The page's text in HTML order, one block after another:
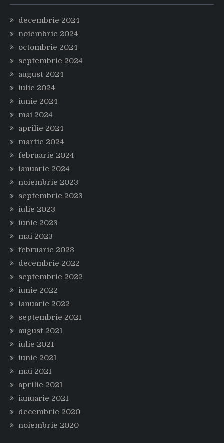
decembrie 2024
noiembrie 2024
octombrie 2024
septembrie 2024
august 2024
iulie 2024
iunie 2024
mai 2024
aprilie 2024
martie 2024
februarie 2024
ianuarie 2024
noiembrie 2023
septembrie 2023
iulie 2023
iunie 2023
mai 2023
februarie 2023
decembrie 2022
septembrie 2022
iunie 2022
ianuarie 2022
septembrie 2021
august 2021
iulie 2021
iunie 2021
mai 2021
aprilie 2021
ianuarie 2021
decembrie 2020
noiembrie 2020